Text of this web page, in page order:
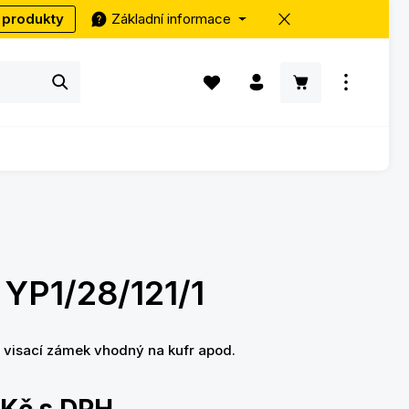
Základní informace
Máte 0 položky v seznamu přání
Nákupní košík
28/121/1
visací zámek vhodný na kufr apod.